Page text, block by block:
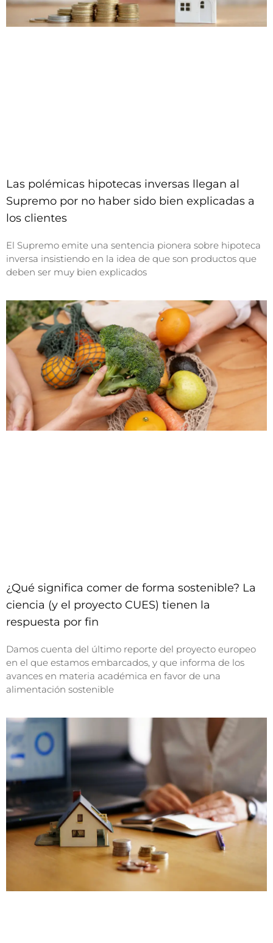
Las polémicas hipotecas inversas llegan al
Supremo por no haber sido bien explicadas a
los clientes
El Supremo emite una sentencia pionera sobre hipoteca
inversa insistiendo en la idea de que son productos que
deben ser muy bien explicados
¿Qué significa comer de forma sostenible? La
ciencia (y el proyecto CUES) tienen la
respuesta por fin
Damos cuenta del último reporte del proyecto europeo
en el que estamos embarcados, y que informa de los
avances en materia académica en favor de una
alimentación sostenible